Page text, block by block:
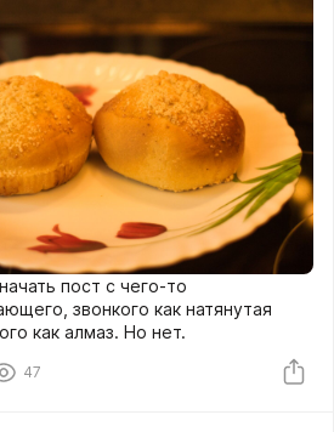
пост с чего-то
звонкого как натянутая
как алмаз. Но нет.
47